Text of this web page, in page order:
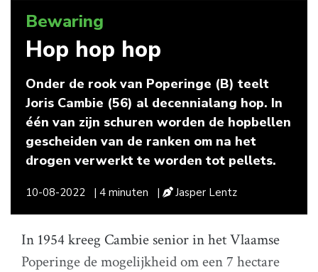
Bewaring
Hop hop hop
Onder de rook van Poperinge (B) teelt
Joris Cambie (56) al decennialang hop. In
één van zijn schuren worden de hopbellen
gescheiden van de ranken om na het
drogen verwerkt te worden tot pellets.
10-08-2022 | 4 minuten | Jasper Lentz
In 1954 kreeg Cambie senior in het Vlaamse
Poperinge de mogelijkheid om een 7 hectare